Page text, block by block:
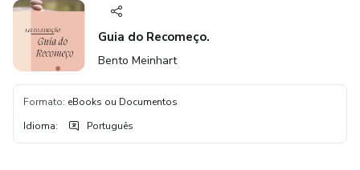
Guia do Recomeço.
Bento Meinhart
Formato: eBooks ou Documentos
Idioma: Português